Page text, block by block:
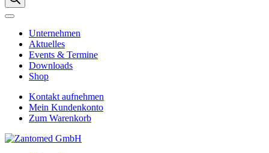
Unternehmen
Aktuelles
Events & Termine
Downloads
Shop
Kontakt aufnehmen
Mein Kundenkonto
Zum Warenkorb